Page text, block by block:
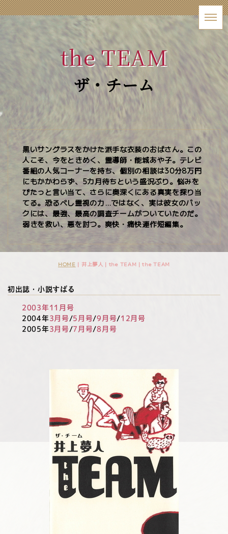
the TEAM
ザ・チーム
黒いサングラスをかけた派手な衣装のおばさん。この
人こそ、今をときめく、霊導師・能城あや子。テレビ
番組の人気コーナーを持ち、個別の相談は30分8万円
にもかかわらず、5カ月待ちという盛況ぶり。悩みを
ぴたっと言い当て、さらに奥深くにある真実を探り当
てる。恐るべし霊視の力…ではなく、実は彼女のバッ
クには、最強、最高の調査チームがついていたのだ。
弱きを救い、悪を討つ。爽快・痛快連作短編集。
HOME | 井上夢人 | the TEAM |the TEAM
初出誌・小説すばる
2003年11月号
2004年3月号 /5月号/9月号/12月号
2005年3月号 /7月号/8月号